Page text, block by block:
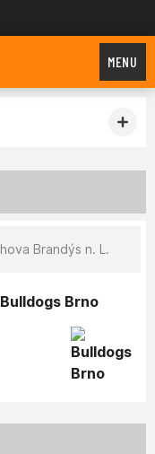
MENU
Brandýs n. L.
Brno